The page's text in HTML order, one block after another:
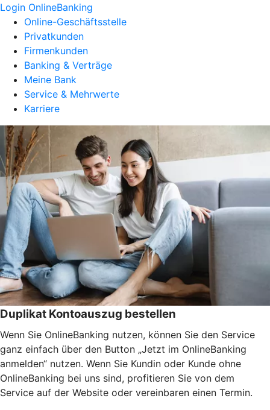
Login OnlineBanking
Online-Geschäftsstelle
Privatkunden
Firmenkunden
Banking & Verträge
Meine Bank
Service & Mehrwerte
Karriere
Duplikat Kontoauszug bestellen
Wenn Sie OnlineBanking nutzen, können Sie den Service
ganz einfach über den Button „Jetzt im OnlineBanking
anmelden“ nutzen. Wenn Sie Kundin oder Kunde ohne
OnlineBanking bei uns sind, profitieren Sie von dem
Service auf der Website oder vereinbaren einen Termin.